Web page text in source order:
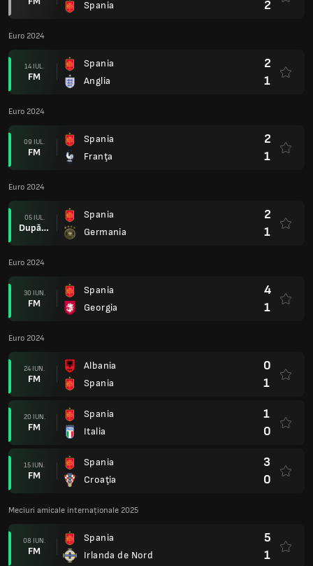
Spania 2
Euro 2024
14 IUL.
FM
Spania
Anglia
2
1
Euro 2024
09 IUL.
FM
Spania
Franţa
2
1
Euro 2024
05 IUL.
După prel.
Spania
Germania
2
1
Euro 2024
30 IUN.
FM
Spania
Georgia
4
1
Euro 2024
24 IUN.
FM
Albania
Spania
0
1
20 IUN.
FM
Spania
Italia
1
0
15 IUN.
FM
Spania
Croaţia
3
0
Meciuri amicale internaționale 2025
08 IUN.
FM
Spania
Irlanda de Nord
5
1